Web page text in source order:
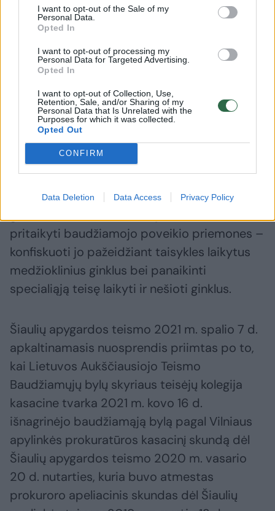
I want to opt-out of the Sale of my
Personal Data.
Opted In
I want to opt-out of processing my
Personal Data for Targeted Advertising.
Opted In
I want to opt-out of Collection, Use,
Retention, Sale, and/or Sharing of my
Personal Data that Is Unrelated with the
Purposes for which it was collected.
Opted Out
CONFIRM
Data Deletion Data Access Privacy Policy
kad nebuvo padaryta veika, turinti
nusikaltimo ar baudžiamojo nusižengimo
požymių.
Su tokiu pirmosios instancijos teismo
nuosprendžiu nesutiko ikiteisminį tyrimą
organizavęs ir jam vadovavęs Vilniaus
apylinkės prokuratūros prokuroras.
Teikdamas apeliacinį skundą, prokuroras
prašė teismo I.B. pripažinti kaltu dėl
neteisėto disponavimo šaunamaisiais
pritaikyti baudžiamojo poveikio priemones –
konfiskuoti jo pažeidžiant taisykles laikytus
medžioklinius ginklus bei panaikinti
specialiąją teisę laikyti ir nešioti ginklus.
Šiaulių apygardos teismo 2021 m. spalio 7 d.
apkaltinamasis nuosprendis priimtas po to,
kai Lietuvos Aukščiausiojo Teismo
Baudžiamųjų bylų skyriaus teisėjų kolegija
kasacine tvarka 2021 m. kovo 16 d.
išnagrinėjo baudžiamąją bylą pagal Vilniaus
apylinkės prokuratūros kasacinį skundą dėl
Šiaulių apygardos teismo 2020 m. vasario
20 d. nutarties, kuria buvo atmestas
prokuroro apeliacinis skundas dėl Šiaulių